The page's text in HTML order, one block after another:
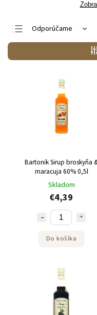
Odporúčame
Najlacnejšie
Najdrahšie
Najpredávanejšie
Abecedne
Bartonik Sirup broskyňa
maracuja 60% 0,5l
Skladom
€4,39
Do košíka